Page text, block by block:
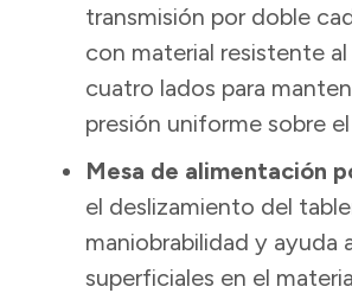
transmisión por doble
con material resistente
cuatro lados para
presión uniforme sobre
Mesa de alimentación
el deslizamiento del
maniobrabilidad y ayuda
superficiales en el